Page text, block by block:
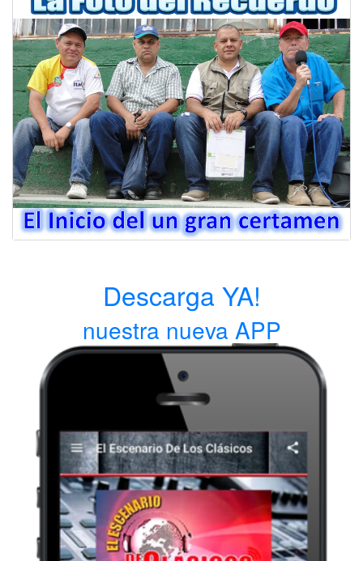
Descarga YA!
nuestra nueva APP